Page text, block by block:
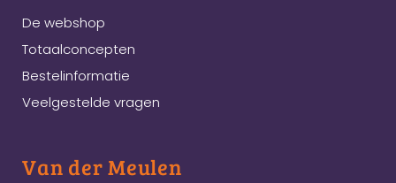
De webshop
Totaalconcepten
Bestelinformatie
Veelgestelde vragen
Van der Meulen